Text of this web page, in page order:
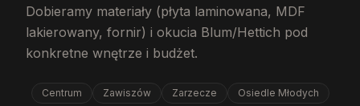
Dobieramy materiały (płyta laminowana, MDF
lakierowany, fornir) i okucia Blum/Hettich pod
konkretne wnętrze i budżet.
Centrum Zawiszów Zarzecze Osiedle Młodych